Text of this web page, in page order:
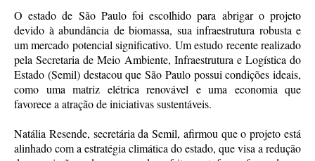
O estado de São Paulo foi escolhido para abrigar o projeto
devido à abundância de biomassa, sua infraestrutura robusta e
um mercado potencial significativo. Um estudo recente realizado
pela Secretaria de Meio Ambiente, Infraestrutura e Logística do
Estado (Semil) destacou que São Paulo possui condições ideais,
como uma matriz elétrica renovável e uma economia que
favorece a atração de iniciativas sustentáveis.
Natália Resende, secretária da Semil, afirmou que o projeto está
alinhado com a estratégia climática do estado, que visa a redução